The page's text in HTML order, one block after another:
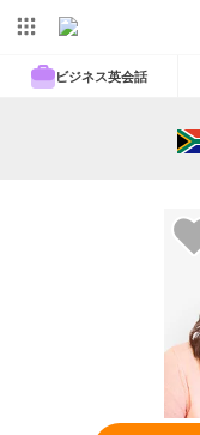
ビジネス英会話